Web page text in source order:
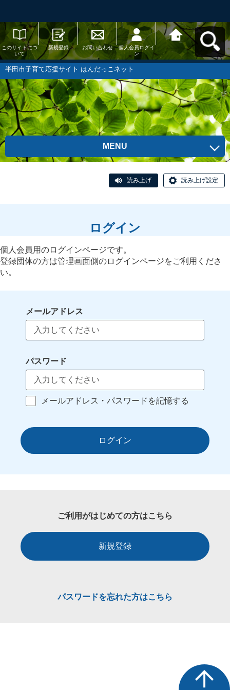
このサイトにつ
いて
新規登録 お問い合わせ
個人会員ログイ
ン
半田市子育て応
援サイト はんだ
っこネットへ戻
半田市子育て応援サイト はんだっこネット
MENU
読み上げ 読み上げ設定
ログイン
個人会員用のログインページです。
登録団体の方は管理画面側のログインページをご利用くださ
い。
メールアドレス
パスワード
メールアドレス・パスワードを記憶する
ログイン
ご利用がはじめての方はこちら
新規登録
パスワードを忘れた方はこちら